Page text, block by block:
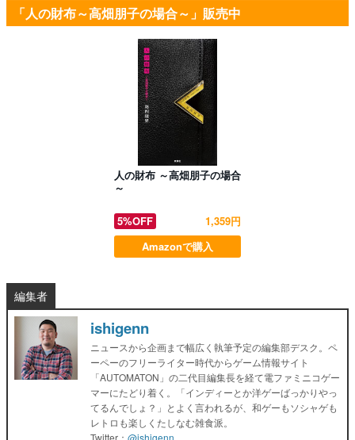
「人の財布～高畑朋子の場合～」販売中
人の財布 ～高畑朋子の場合
～
5%OFF
1,359円
Amazonで購入
編集者
ishigenn
ニュースから企画まで幅広く執筆予定の編集部デスク。ペ
ーペーのフリーライター時代からゲーム情報サイト
「AUTOMATON」の二代目編集長を経て電ファミニコゲー
マーにたどり着く。「インディーとか洋ゲーばっかりやっ
てるんでしょ？」とよく言われるが、和ゲーもソシャゲも
レトロも楽しくたしなむ雑食派。